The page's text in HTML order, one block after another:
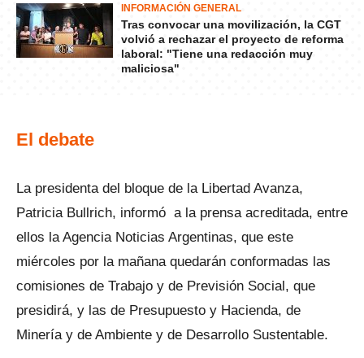
INFORMACIÓN GENERAL
Tras convocar una movilización, la CGT
volvió a rechazar el proyecto de reforma
laboral: "Tiene una redacción muy
maliciosa"
El debate
La presidenta del bloque de la Libertad Avanza,
Patricia Bullrich, informó a la prensa acreditada, entre
ellos la Agencia Noticias Argentinas, que este
miércoles por la mañana quedarán conformadas las
comisiones de Trabajo y de Previsión Social, que
presidirá, y las de Presupuesto y Hacienda, de
Minería y de Ambiente y de Desarrollo Sustentable.